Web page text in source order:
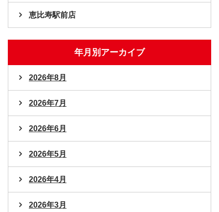
恵比寿駅前店
年月別アーカイブ
2026年8月
2026年7月
2026年6月
2026年5月
2026年4月
2026年3月